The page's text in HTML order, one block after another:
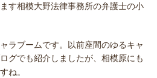
す相模大野法律事務所の弁護士の小
ラブームです。以前座間のゆるキャ
グでも紹介しましたが、相模原にも
ね。